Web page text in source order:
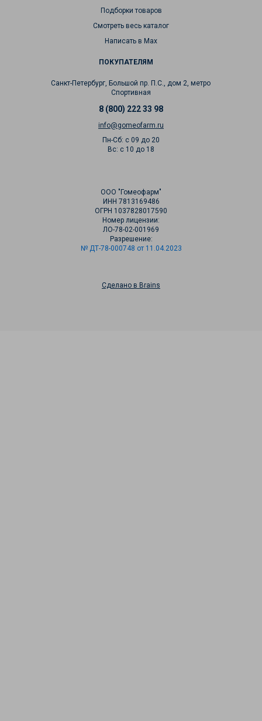
ООО "Гомеофарм"
ИНН 7813169486
ОГРН 1037828017590
Номер лицензии:
ЛО-78-02-001969
Разрешение:
№ ДТ-78-000748 от 11.04.2023
Сделано в Brains
ПОКУПАТЕЛЯМ
Подборки товаров
Смотреть весь каталог
Написать в Max
Санкт-Петербург, Большой пр. П.С., дом 2, метро
Спортивная
8 (800) 222 33 98
info@gomeofarm.ru
Пн-Сб: с 09 до 20
Вс: с 10 до 18